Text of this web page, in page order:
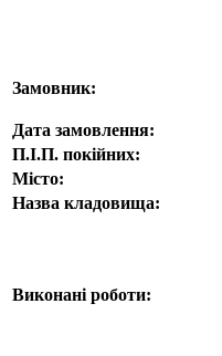
Замовник:
Дата замовлення:
П.І.П. покійних:
Місто:
Назва кладовища:
Виконані роботи: